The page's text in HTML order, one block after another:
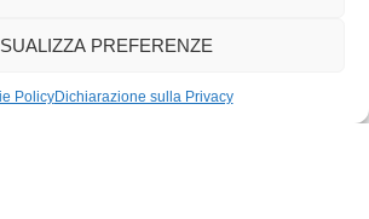
PREFERENZE
PolicyDichiarazione sulla Privacy